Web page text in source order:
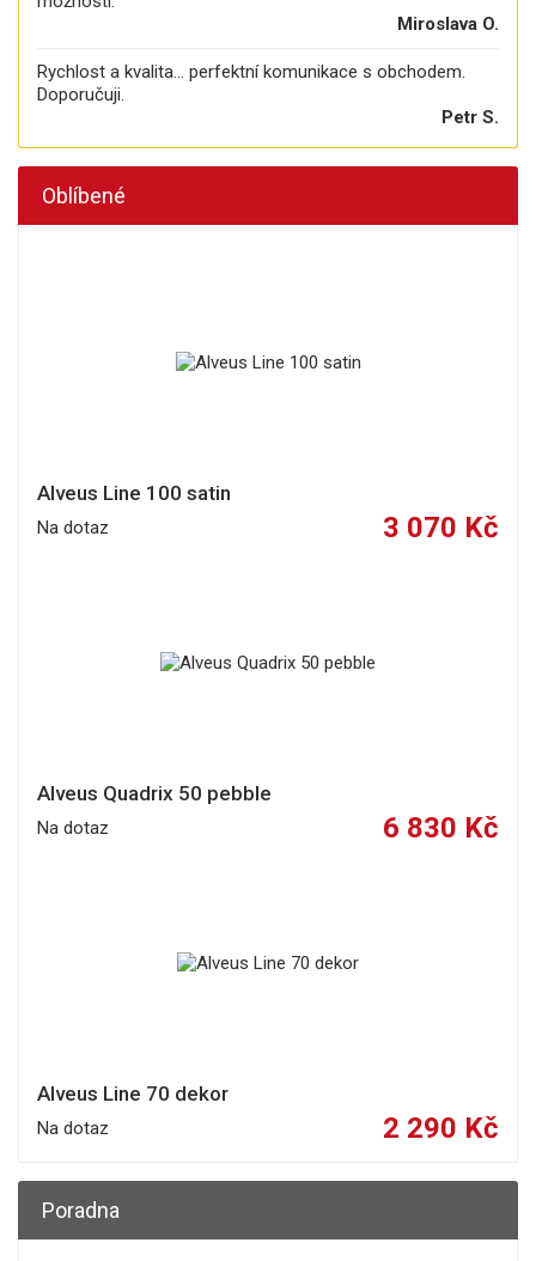
Miroslava O.
Rychlost a kvalita... perfektní komunikace s obchodem.
Doporučuji.
Petr S.
Oblíbené
Alveus Line 100 satin
Na dotaz 3 070 Kč
Alveus Quadrix 50 pebble
Na dotaz 6 830 Kč
Alveus Line 70 dekor
Na dotaz 2 290 Kč
Poradna